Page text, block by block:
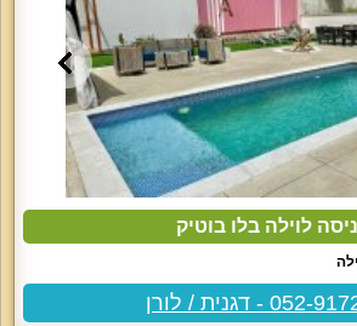
לוילה בלו בוטיק
- דגנית / לורן